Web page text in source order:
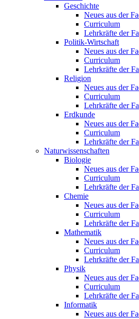
Geschichte
Neues aus der
Curriculum
Lehrkräfte der
Politik-Wirtschaft
Neues aus der
Curriculum
Lehrkräfte der
Religion
Neues aus der
Curriculum
Lehrkräfte der
Erdkunde
Neues aus der
Curriculum
Lehrkräfte der
Naturwissenschaften
Biologie
Neues aus der
Curriculum
Lehrkräfte der
Chemie
Neues aus der
Curriculum
Lehrkräfte der
Mathematik
Neues aus der
Curriculum
Lehrkräfte der
Physik
Neues aus der
Curriculum
Lehrkräfte der
Informatik
Neues aus der